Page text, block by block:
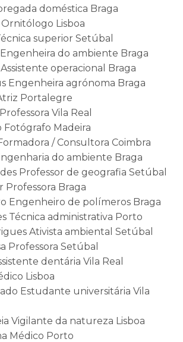
doméstica Braga
Lisboa
superior Setúbal
do ambiente Braga
operacional Braga
Engenheira agrónoma Braga
Portalegre
Vila Real
Fotógrafo Madeira
/ Consultora Coimbra
do ambiente Braga
Professor de geografia Setúbal
Professora Braga
Engenheiro de polímeros Braga
Técnica administrativa Porto
Ativista ambiental Setúbal
Professora Setúbal
dentária Vila Real
Lisboa
Estudante universitária Vila
Vigilante da natureza Lisboa
Médico Porto